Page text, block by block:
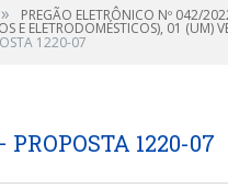
» PREGÃO ELETRÔNICO Nº 042/
E ELETRODOMÉSTICOS), 01
1220-07
1220-07